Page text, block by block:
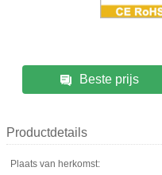
Beste prijs
Productdetails
Plaats van herkomst: